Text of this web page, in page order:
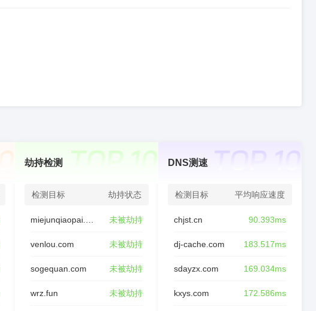
劫持检测
检测目标 劫持状态
未被劫持
venlou.com 未被劫持
sogequan.com 未被劫持
wrz.fun 未被劫持
DNS测速
检测目标 平均响应速度
chjst.cn 90.393ms
dj-cache.com 183.517ms
sdayzx.com 169.034ms
kxys.com 172.586ms